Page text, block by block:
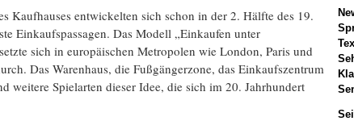
Kaufhauses entwickelten sich schon in der 2. Hälfte des 19.
Einkaufspassagen. Das Modell „Einkaufen unter
sich in europäischen Metropolen wie London, Paris und
Das Warenhaus, die Fußgängerzone, das Einkaufszentrum
weitere Spielarten dieser Idee, die sich im 20. Jahrhundert